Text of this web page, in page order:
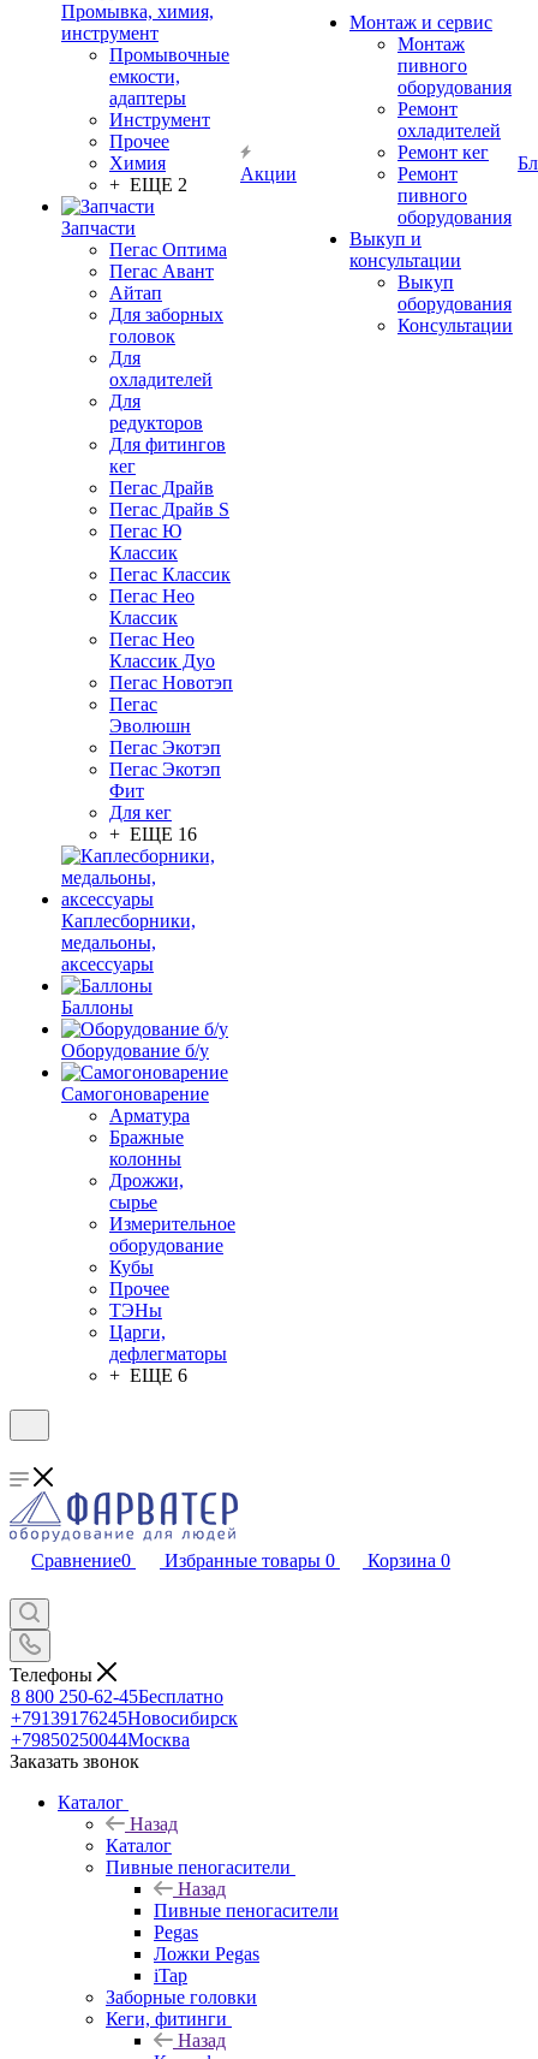
Промывка, химия,
инструмент
Промывочные
емкости,
адаптеры
Инструмент
Прочее
Химия
+ ЕЩЕ 2
Запчасти
Пегас Оптима
Пегас Авант
Айтап
Для заборных
головок
Для
охладителей
Для
редукторов
Для фитингов
кег
Пегас Драйв
Пегас Драйв S
Пегас Ю
Классик
Пегас Классик
Пегас Нео
Классик
Пегас Нео
Классик Дуо
Пегас Новотэп
Пегас
Эволюшн
Пегас Экотэп
Пегас Экотэп
Фит
Для кег
+ ЕЩЕ 16
Каплесборники,
медальоны,
аксессуары
Баллоны
Оборудование б/у
Самогоноварение
Арматура
Бражные
колонны
Дрожжи,
сырье
Измерительное
оборудование
Кубы
Прочее
ТЭНы
Царги,
дефлегматоры
+ ЕЩЕ 6
Акции
Монтаж и сервис
Монтаж
пивного
оборудования
Ремонт
охладителей
Ремонт кег
Ремонт
пивного
оборудования
Выкуп и
консультации
Выкуп
оборудования
Консультации
Сравнение0 Избранные товары 0 Корзина 0
Телефоны
8 800 250-62-45Бесплатно
+79139176245Новосибирск
+79850250044Москва
Заказать звонок
Каталог
Назад
Каталог
Пивные пеногасители
Назад
Пивные пеногасители
Pegas
Ложки Pegas
iTap
Заборные головки
Кеги, фитинги
Назад